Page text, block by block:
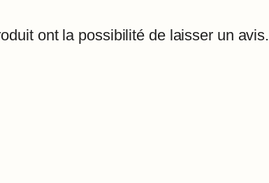
ont la possibilité de laisser un avis.